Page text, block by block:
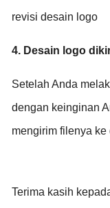
revisi desain logo
4. Desain logo
Setelah Anda
dengan keinginan
mengirim filenya ke
Terima kasih